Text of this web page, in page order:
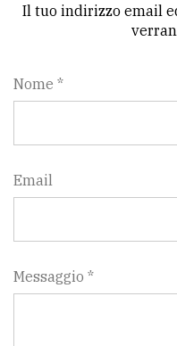
Il tuo indirizzo email
Nome *
Email
Messaggio *